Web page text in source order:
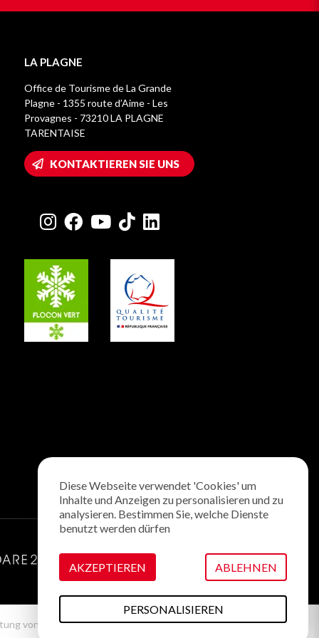
LA PLAGNE
Office de Tourisme de La Grande
Plagne - 1355 route d’Aime - Les
Provagnes - 73210 LA PLAGNE
TARENTAISE
KONTAKTIEREN SIE UNS
von Cookies
Diese Webseite verwendet 'Cookies' um
Inhalte und Anzeigen zu personalisieren und zu
analysieren. Bestimmen Sie, welche Dienste
benutzt werden dürfen
AKZEPTIEREN ABLEHNEN
PERSONALISIEREN